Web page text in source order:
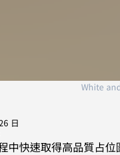
White
日
中快速取得高品質占